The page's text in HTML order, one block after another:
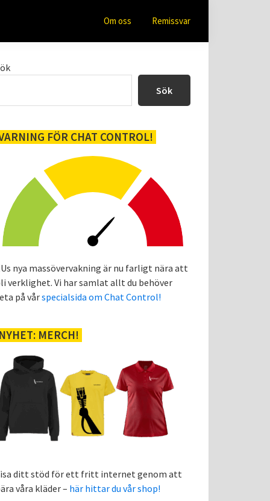
Om oss Remissvar
Sök
FÖR CHAT CONTROL!
nya massövervakning är nu farligt nära att
verklighet. Vi har samlat allt du behöver
på vårspecialsida om Chat Control!
NYHET: MERCH!
ditt stöd för ett fritt internet genom att
våra kläder – här hittar du vår shop!